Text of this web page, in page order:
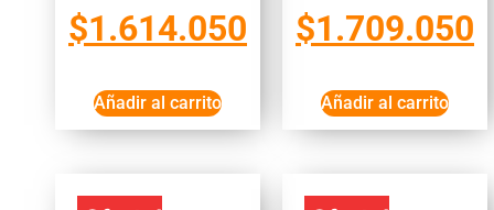
$1.614.050
Añadir al carrito
$1.709.050
Añadir al carrito